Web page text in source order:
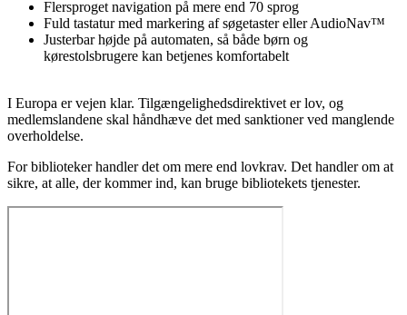
Flersproget navigation på mere end 70 sprog
Fuld tastatur med markering af søgetaster ellerAudioNav™
Justerbar højde på automaten, så både børn og
kørestolsbrugere kan betjenes komfortabelt
I Europa er vejen klar. Tilgængelighedsdirektivet er lov, og
medlemslandene skal håndhæve det med sanktioner ved manglende
overholdelse.
For biblioteker handler det om mere end lovkrav. Det handler om at
sikre, at alle, der kommer ind, kan bruge bibliotekets tjenester.